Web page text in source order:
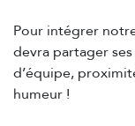
Pour intégrer
devra partager
d’équipe,
humeur !